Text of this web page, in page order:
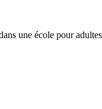
une école pour